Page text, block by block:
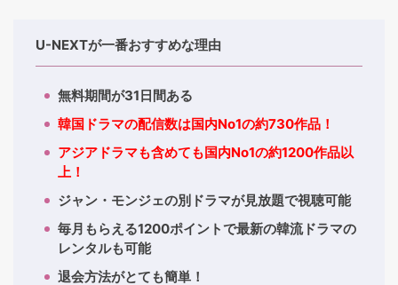
U-NEXTが一番おすすめな理由
無料期間が31日間ある
韓国ドラマの配信数は国内No1の約730作品！
アジアドラマも含めても国内No1の約1200作品以
上！
ジャン・モンジェの別ドラマが見放題で視聴可能
毎月もらえる1200ポイントで最新の韓流ドラマの
レンタルも可能
退会方法がとても簡単！